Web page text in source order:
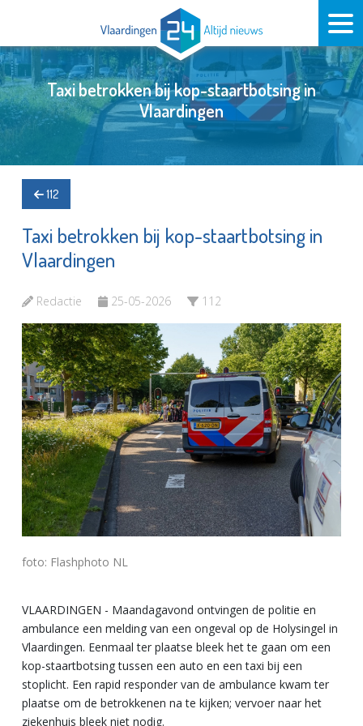
Taxi betrokken bij kop-staartbotsing in
Vlaardingen
112
Taxi betrokken bij kop-staartbotsing in
Vlaardingen
Redactie 25-05-2026 112
foto: Flashphoto NL
VLAARDINGEN - Maandagavond ontvingen de politie en
ambulance een melding van een ongeval op de Holysingel in
Vlaardingen. Eenmaal ter plaatse bleek het te gaan om een
kop-staartbotsing tussen een auto en een taxi bij een
stoplicht. Een rapid responder van de ambulance kwam ter
plaatse om de betrokkenen na te kijken; vervoer naar het
ziekenhuis bleek niet nodig.